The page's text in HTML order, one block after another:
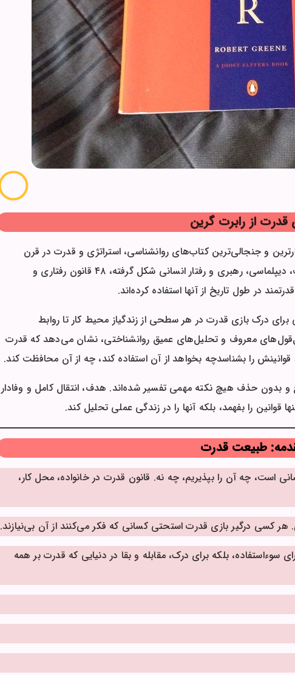
قدرت از رابرت گرین
و جنجالی‌ترین کتاب‌های روانشناسی، استراتژی و قدرت در قرن
بیست و یکم است. این کتاب که از تحلیل تاریخ، سیاست، دیپلماسی، رهبری و رفتار انسانی شکل گرفته، ۴۸ قانون رفتاری و
در طول تاریخ از آنها استفاده کرده‌اند.
درک بازی قدرت در هر سطحی از زندگیاز محیط کار تا روابط
معروف و تحلیل‌های عمیق روانشناختی، نشان می‌دهد که قدرت
را بشناسدچه بخواهد از آن استفاده کند، چه از آن محافظت کند.
صورت دقیق، جامع و بدون حذف هیچ نکته مهمی تفسیر شده‌اند. هدف، انتقال کامل و وفادار
قوانین را بفهمد، بلکه آنها را در زندگی عملی تحلیل کند.
طبیعت قدرت
است، چه آن را بپذیریم، چه نه. قانون قدرت در خانواده، محل کار،
درگیر بازی قدرت استحتی کسانی که فکر می‌کنند از آن بی‌نیازند.
بلکه برای درک، مقابله و بقا در دنیایی که قدرت بر همه